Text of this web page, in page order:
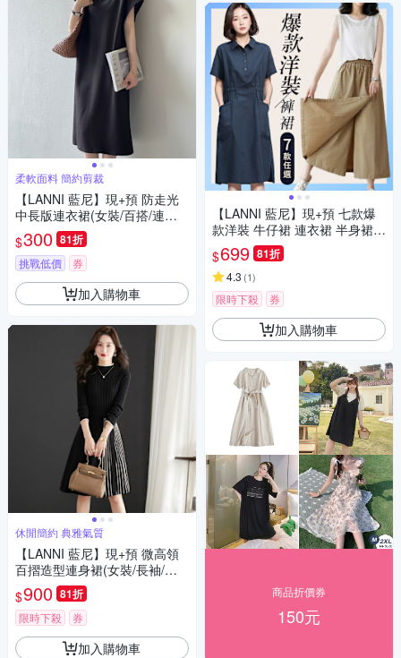
柔軟面料 簡約剪裁
【LANNI 藍尼】現+預 防走光
中長版連衣裙(女裝/百搭/連衣
裙/長裙)
$300 81折
挑戰低價 券
加入購物車
休閒簡約 典雅氣質
【LANNI 藍尼】現+預 微高領
百摺造型連身裙(女裝/長袖/洋
裝/連衣裙)
$900 81折
限時下殺 券
加入購物車
【LANNI 藍尼】現+預 七款爆
款洋裝 牛仔裙 連衣裙 半身裙任
選(百搭/休閒/短袖)
$699 81折
4.3 (1)
限時下殺 券
加入購物車
商品折價券
150元